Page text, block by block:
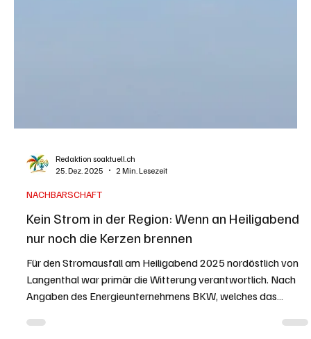
Sagt den örtlichen Stromversorgern langsam
goodbye
Seit dem 1. Januar 2026 geht die Schere bei den
Strompreisen in der Schweiz weiter auseinander. Während
Stromverbraucher arbeiten, wursteln einige von Pleiten über
Pech in die nächste Panne. Durchschnittlich ist der
Strompreis schweizweit leicht gesunken. Doch nicht überall.
Nur im Kanton Schaffhausen ist der Strom beispielsweise
noch teurer als im Kanton Solothurn. In Kestenholz ist der